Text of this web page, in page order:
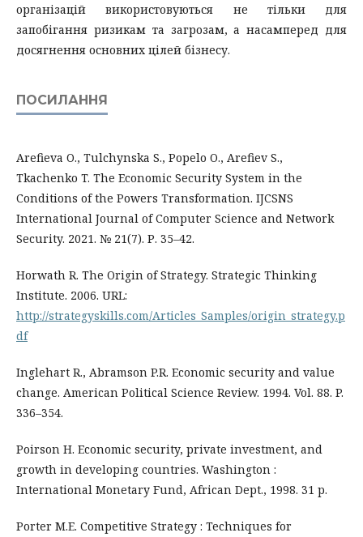
організацій використовуються не тільки для
запобігання ризикам та загрозам, а насамперед для
досягнення основних цілей бізнесу.
ПОСИЛАННЯ
Arefieva O., Tulchynska S., Popelo O., Arefiev S.,
Tkachenko T. The Economic Security System in the
Conditions of the Powers Transformation. IJCSNS
International Journal of Computer Science and Network
Security. 2021. № 21(7). Р. 35–42.
Horwath R. The Origin of Strategy. Strategic Thinking
Institute. 2006. URL:
http://strategyskills.com/Articles_Samples/origin_strategy.p
df
Inglehart R., Abramson P.R. Economic security and value
change. American Political Science Review. 1994. Vol. 88. P.
336–354.
Poirson H. Economic security, private investment, and
growth in developing countries. Washington :
International Monetary Fund, African Dept., 1998. 31 p.
Porter M.E. Competitive Strategy : Techniques for